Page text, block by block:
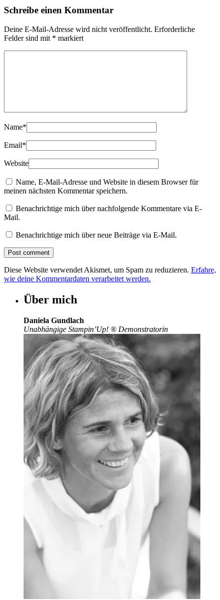
Schreibe einen Kommentar
Deine E-Mail-Adresse wird nicht veröffentlicht. Erforderliche
Felder sind mit * markiert
Name*
Email*
Website
Name, E-Mail-Adresse und Website in diesem Browser für
meinen nächsten Kommentar speichern.
Benachrichtige mich über nachfolgende Kommentare via E-
Mail.
Benachrichtige mich über neue Beiträge via E-Mail.
Diese Website verwendet Akismet, um Spam zu reduzieren. Erfahre,
wie deine Kommentardaten verarbeitet werden.
Über mich
Daniela Gundlach
Unabhängige Stampin’Up! ® Demonstratorin